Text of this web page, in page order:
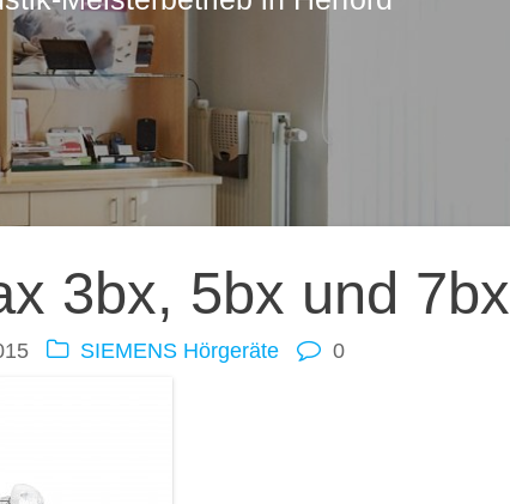
3bx, 5bx und 7bx
SIEMENS Hörgeräte 0